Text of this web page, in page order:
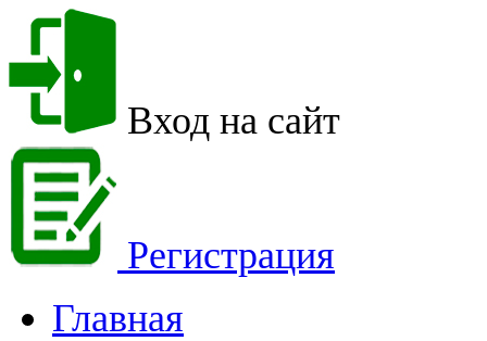
Вход на сайт
Регистрация
Главная